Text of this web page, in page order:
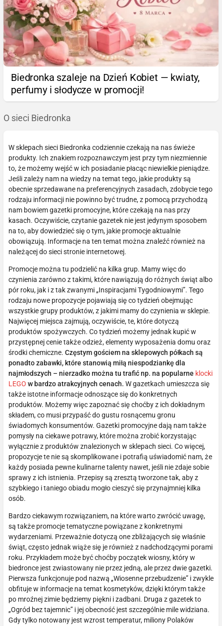
Biedronka szaleje na Dzień Kobiet — kwiaty,
perfumy i słodycze w promocji!
O sieci Biedronka
W sklepach sieci Biedronka codziennie czekają na nas świeże
produkty. Ich znakiem rozpoznawczym jest przy tym niezmiennie
to, że możemy wejść w ich posiadanie płacąc niewielkie pieniądze.
Jeśli zależy nam na wiedzy na temat tego, jakie produkty są
obecnie sprzedawane na preferencyjnych zasadach, zdobycie tego
rodzaju informacji nie powinno być trudne, z pomocą przychodzą
nam bowiem gazetki promocyjne, które czekają na nas przy
kasach. Oczywiście, czytanie gazetek nie jest jedynym sposobem
na to, aby dowiedzieć się o tym, jakie promocje aktualnie
obowiązują. Informacje na ten temat można znaleźć również na
należącej do sieci stronie internetowej.
Promocje można tu podzielić na kilka grup. Mamy więc do
czynienia zarówno z takimi, które nawiązują do różnych świąt albo
pór roku, jak i z tak zwanymi „Inspiracjami Tygodniowymi”. Tego
rodzaju nowe propozycje pojawiają się co tydzień obejmując
wszystkie grupy produktów, z jakimi mamy do czynienia w sklepie.
Najwięcej miejsca zajmują, oczywiście, te, które dotyczą
produktów spożywczych. Co tydzień możemy jednak kupić w
przystępnej cenie także odzież, elementy wyposażenia domu oraz
środki chemiczne. Częstym gościem na sklepowych półkach są
ponadto zabawki, które stanowią miłą niespodziankę dla
najmłodszych – nierzadko można tu trafić np. na popularne klocki
LEGO w bardzo atrakcyjnych cenach. W gazetkach umieszcza się
także istotne informacje odnoszące się do konkretnych
produktów. Możemy więc zapoznać się choćby z ich dokładnym
składem, co musi przypaść do gustu rosnącemu gronu
świadomych konsumentów. Gazetki promocyjne dają nam także
pomysły na ciekawe potrawy, które można zrobić korzystając
wyłącznie z produktów znalezionych w sklepach sieci. Co więcej,
propozycje te nie są skomplikowane i potrafią uświadomić nam, że
każdy posiada pewne kulinarne talenty nawet, jeśli nie zdaje sobie
sprawy z ich istnienia. Przepisy są zresztą tworzone tak, aby z
szybkiego i taniego obiadu mogło cieszyć się przynajmniej kilka
osób.
Bardzo ciekawym rozwiązaniem, na które warto zwrócić uwagę,
są także promocje tematyczne powiązane z konkretnymi
wydarzeniami. Przeważnie dotyczą one zbliżających się właśnie
świąt, często jednak wiąże się je również z nadchodzącymi porami
roku. Przykładem może być choćby początek wiosny, który w
biedronce jest zwiastowany nie przez jedną, ale przez dwie gazetki.
Pierwsza funkcjonuje pod nazwą „Wiosenne przebudzenie” i zwykle
obfituje w informacje na temat kosmetyków, dzięki którym także
po mroźnej zimie będziemy piękni i zadbani. Druga z gazetek to
„Ogród bez tajemnic” i jej obecność jest szczególnie mile widziana.
Gdy tylko notowany jest wzrost temperatur, miliony Polaków